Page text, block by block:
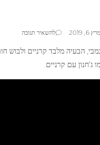
מרץ 6, 2019 להשאיר תגובהבנושא
במבי
הבעיה מלבד קרניים ולבוש
ג'חנון עם קרניים.